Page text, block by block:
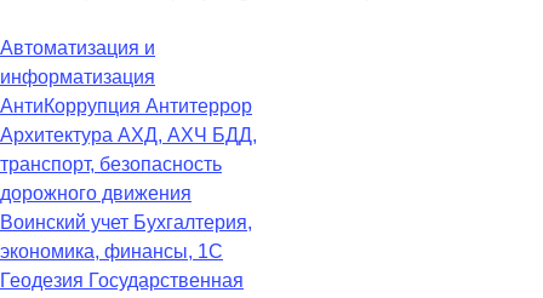
Автоматизация и
информатизация
АнтиКоррупция Антитеррор
Архитектура АХД, АХЧ БДД,
транспорт, безопасность
дорожного движения
Воинский учет Бухгалтерия,
экономика, финансы, 1С
Геодезия Государственная